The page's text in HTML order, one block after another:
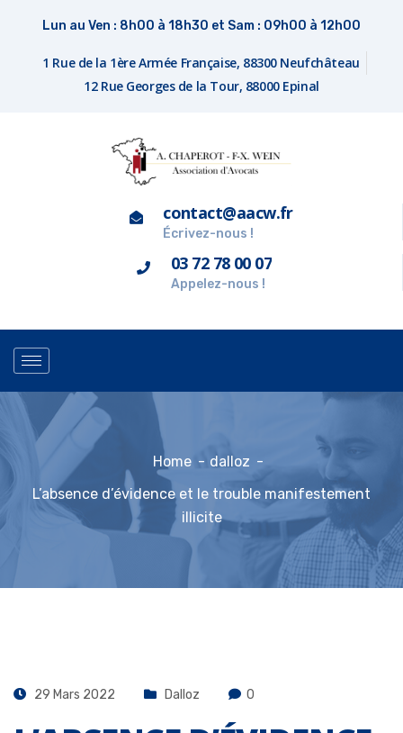
Lun au Ven : 8h00 à 18h30 et Sam : 09h00 à 12h00
1 Rue de la 1ère Armée Française, 88300 Neufchâteau
12 Rue Georges de la Tour, 88000 Epinal
contact@aacw.fr
Écrivez-nous !
03 72 78 00 07
Appelez-nous !
Home
dalloz
L’absence d’évidence et le trouble manifestement
illicite
29 Mars 2022 Dalloz 0